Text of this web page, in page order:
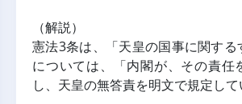
（解説）
憲法3条は、「天皇の国事に関する
については、「内閣が、その責任
し、天皇の無答責を明文で規定して